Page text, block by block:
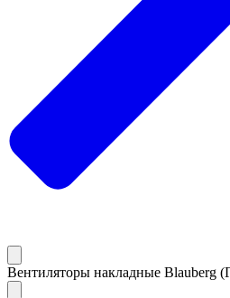
Вентиляторы накладные Blauberg